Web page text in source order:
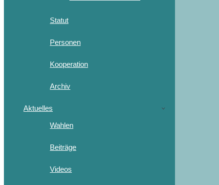
Statut
Personen
Kooperation
Archiv
Aktuelles
Wahlen
Beiträge
Videos